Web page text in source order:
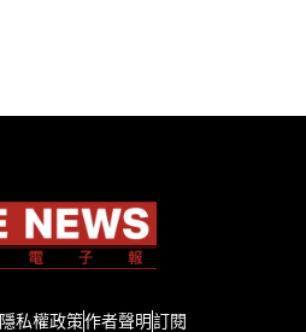
隱私權政策作者聲明訂閱